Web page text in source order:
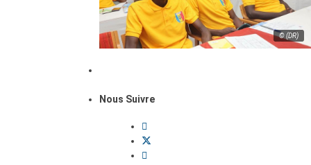
© (DR)
Nous Suivre